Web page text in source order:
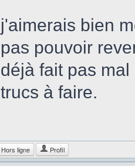
j'aimerais bien
pas pouvoir
déjà fait pas
trucs à faire.
Hors ligne Profil